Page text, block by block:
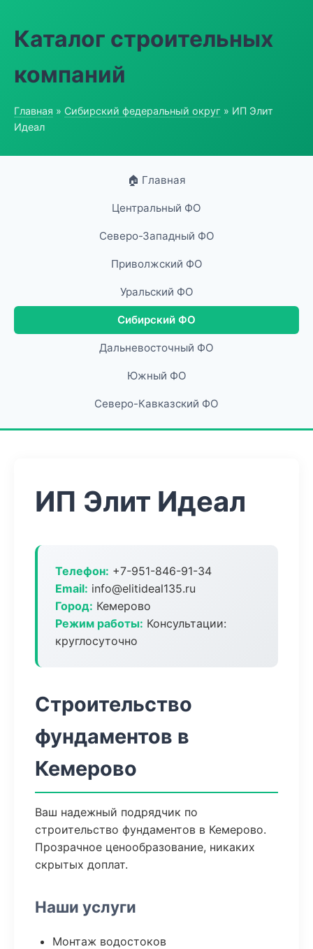
Каталог строительных
компаний
Главная » Сибирский федеральный округ » ИП Элит
Идеал
🏠 Главная
Центральный ФО
Северо-Западный ФО
Приволжский ФО
Уральский ФО
Сибирский ФО
Дальневосточный ФО
Южный ФО
Северо-Кавказский ФО
ИП Элит Идеал
Телефон: +7-951-846-91-34
Email: info@elitideal135.ru
Город: Кемерово
Режим работы: Консультации:
круглосуточно
Строительство
фундаментов в
Кемерово
Ваш надежный подрядчик по
строительство фундаментов в Кемерово.
Прозрачное ценообразование, никаких
скрытых доплат.
Наши услуги
Монтаж водостоков